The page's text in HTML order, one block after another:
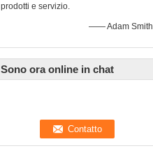
prodotti e servizio.
—— Adam Smith
Sono ora online in chat